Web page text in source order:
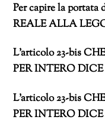
Per capire la portata
REALE ALLA
L’articolo 23-bis
PER INTERO
L’articolo 23-bis
PER INTERO DICE